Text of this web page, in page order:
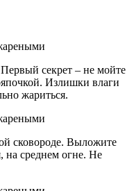
секрет – не мойте
Излишки влаги
жариться.
сковороде. Выложите
на среднем огне. Не